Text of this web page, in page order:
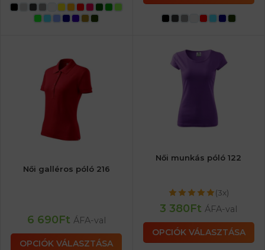
Női galléros póló 216
6 690Ft ÁFA-val
OPCIÓK VÁLASZTÁSA
Női munkás póló 122
(3x)
3 380Ft ÁFA-val
OPCIÓK VÁLASZTÁSA